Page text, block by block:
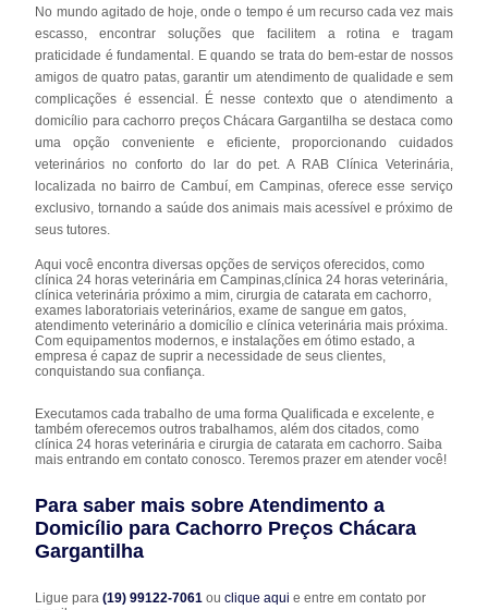
No mundo agitado de hoje, onde o tempo é um recurso cada vez mais
escasso, encontrar soluções que facilitem a rotina e tragam
praticidade é fundamental. E quando se trata do bem-estar de nossos
amigos de quatro patas, garantir um atendimento de qualidade e sem
complicações é essencial. É nesse contexto que o atendimento a
domicílio para cachorro preços Chácara Gargantilha se destaca como
uma opção conveniente e eficiente, proporcionando cuidados
veterinários no conforto do lar do pet. A RAB Clínica Veterinária,
localizada no bairro de Cambuí, em Campinas, oferece esse serviço
exclusivo, tornando a saúde dos animais mais acessível e próximo de
seus tutores.
Aqui você encontra diversas opções de serviços oferecidos, como
clínica 24 horas veterinária em Campinas,clínica 24 horas veterinária,
clínica veterinária próximo a mim, cirurgia de catarata em cachorro,
exames laboratoriais veterinários, exame de sangue em gatos,
atendimento veterinário a domicílio e clínica veterinária mais próxima.
Com equipamentos modernos, e instalações em ótimo estado, a
empresa é capaz de suprir a necessidade de seus clientes,
conquistando sua confiança.
Executamos cada trabalho de uma forma Qualificada e excelente, e
também oferecemos outros trabalhamos, além dos citados, como
clínica 24 horas veterinária e cirurgia de catarata em cachorro. Saiba
mais entrando em contato conosco. Teremos prazer em atender você!
Para saber mais sobre Atendimento a
Domicílio para Cachorro Preços Chácara
Gargantilha
Ligue para(19) 99122-7061ouclique aqui e entre em contato por